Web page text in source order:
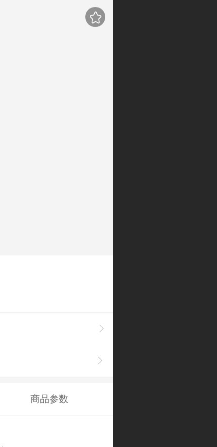
商品参数